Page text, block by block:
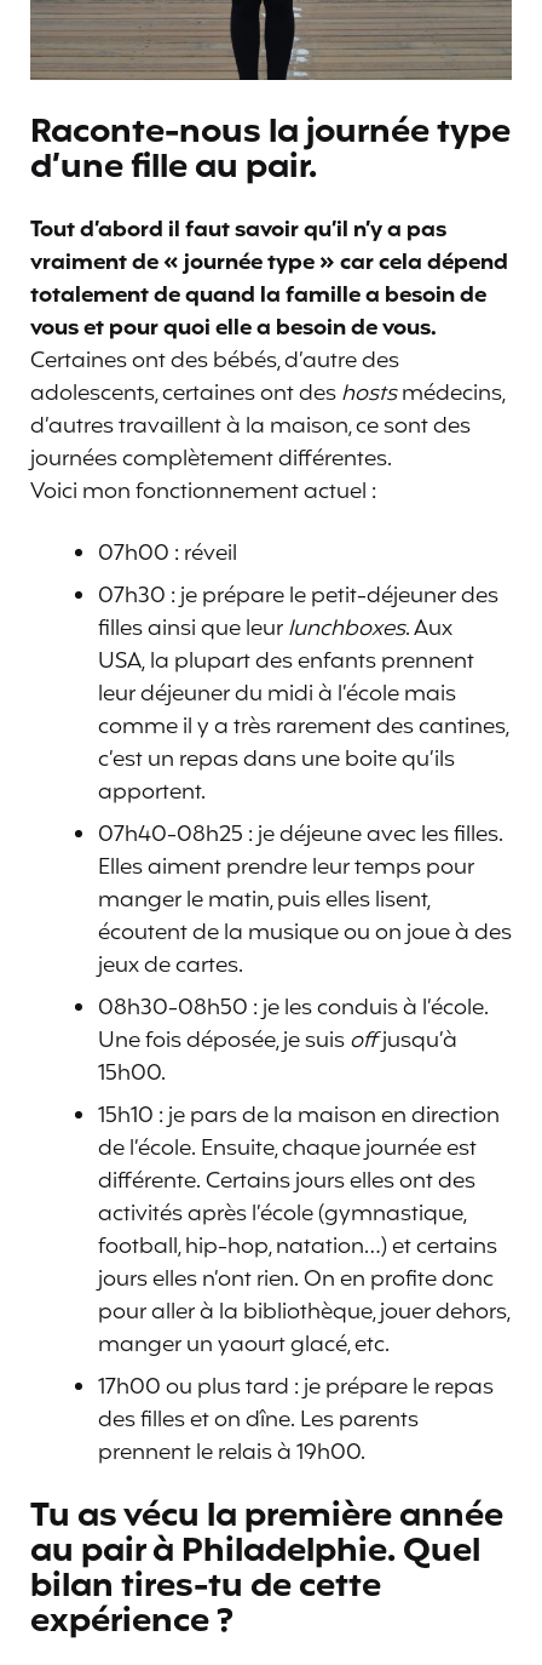
Raconte-nous la journée type
d’une fille au pair.
Tout d’abord il faut savoir qu’il n’y a pas
vraiment de « journée type » car cela dépend
totalement de quand la famille a besoin de
vous et pour quoi elle a besoin de vous.
Certaines ont des bébés, d’autre des
adolescents, certaines ont deshostsmédecins,
d’autres travaillent à la maison, ce sont des
journées complètement différentes.
Voici mon fonctionnement actuel :
07h00 : réveil
07h30 : je prépare le petit-déjeuner des
filles ainsi que leurlunchboxes. Aux
USA, la plupart des enfants prennent
leur déjeuner du midi à l’école mais
comme il y a très rarement des cantines,
c’est un repas dans une boite qu’ils
apportent.
07h40-08h25 : je déjeune avec les filles.
Elles aiment prendre leur temps pour
manger le matin, puis elles lisent,
écoutent de la musique ou on joue à des
jeux de cartes.
08h30-08h50 : je les conduis à l’école.
Une fois déposée, je suisoffjusqu’à
15h00.
15h10 : je pars de la maison en direction
de l’école. Ensuite, chaque journée est
différente. Certains jours elles ont des
activités après l’école (gymnastique,
football, hip-hop, natation…) et certains
jours elles n’ont rien. On en profite donc
pour aller à la bibliothèque, jouer dehors,
manger un yaourt glacé, etc.
17h00 ou plus tard : je prépare le repas
des filles et on dîne. Les parents
prennent le relais à 19h00.
Tu as vécu la première année
au pair à Philadelphie. Quel
bilan tires-tu de cette
expérience ?